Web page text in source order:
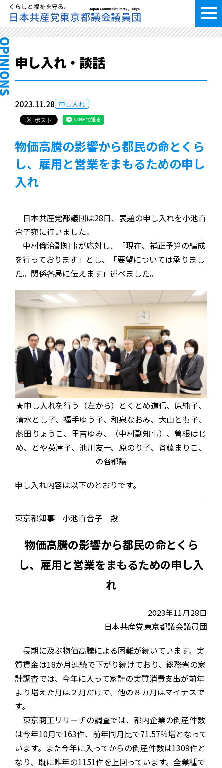
申し入れ・談話
2023.11.28 申し入れ
物価高騰の影響から都民の命とくら
し、雇用と営業をまもるための申し
入れ
日本共産党都議団は28日、表題の申し入れを小池百
合子宛に行いました。
中村倫治副知事が応対し、「現在、補正予算の編成
を行っております」とし、「要望については承りまし
た。関係各局に伝えます」述べました。
★申し入れを行う（左から）とくとめ道信、原純子、
清水とし子、福手ゆう子、和泉なおみ、大山とも子、
藤田りょうこ、里吉ゆみ、（中村副知事）、曽根はじ
め、とや英津子、池川友一、原のり子、斉藤まりこ、
の各都議
申し入れ内容は以下のとおりです。
東京都知事 小池百合子 殿
物価高騰の影響から都民の命とくら
し、雇用と営業をまもるための申し入
れ
2023年11月28日
日本共産党東京都議会議員団
長期に及ぶ物価高騰による困難が続いています。実
質賃金は18か月連続で下がり続けており、総務省の家
計調査では、今年に入って家計の実質消費支出が前年
より増えた月は２月だけで、他の８カ月はマイナスで
す。
東京商工リサーチの調査では、都内企業の倒産件数
は今年10月で163件、前年同月比で71.57％増となって
います。また今年に入ってからの倒産件数は1309件と
なり、既に昨年の1151件を上回っています。全業種で